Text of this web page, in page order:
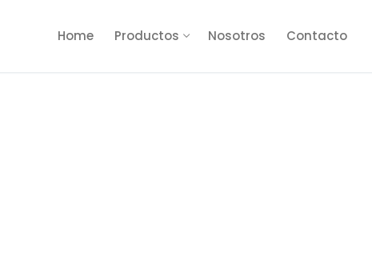
Home Productos Nosotros Contacto